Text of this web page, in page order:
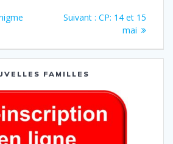
Suivant : CP: 14 et 15
mai
FAMILLES